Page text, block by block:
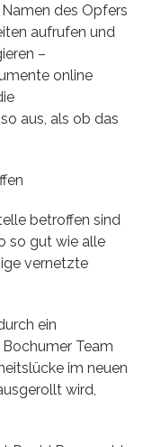
des Opfers
aufrufen und
–
online
aus, als ob das
betroffen sind
so gut wie alle
vernetzte
ein
Team
im neuen
wird,